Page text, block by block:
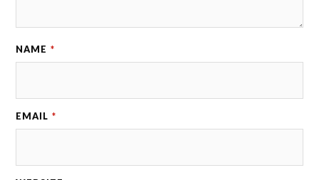
NAME *
EMAIL *